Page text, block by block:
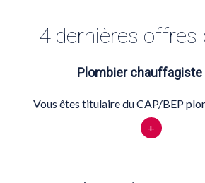
4 dernières offres
Plombier chauffagiste
Vous êtes titulaire du CAP/BEP
+